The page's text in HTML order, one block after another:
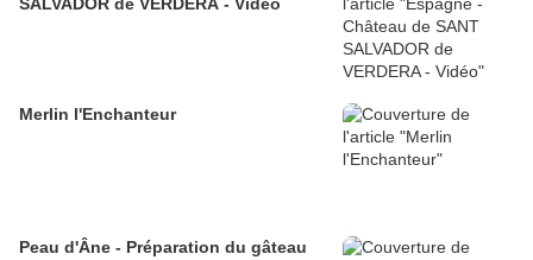
Merlin l'Enchanteur
Peau d'Âne - Préparation du gâteau